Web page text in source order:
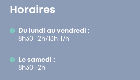
Horaires
Du lundi au vendredi :
8h30-12h/13h-17h
Le samedi :
8h30-12h